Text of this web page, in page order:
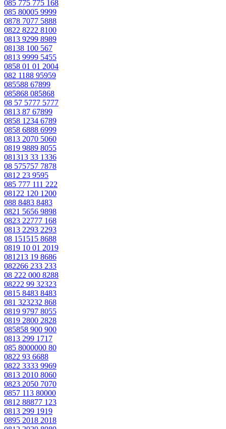
085 775 775 168
085 80005 9999
0878 7077 5888
0822 8222 8100
0813 9299 8989
08138 100 567
0813 9999 5455
0858 01 01 2004
082 1188 95959
085588 67899
085868 085868
08 57 5777 5777
0813 87 67899
0858 1234 6789
0858 6888 6999
0813 2070 5060
0819 9889 8055
081313 33 1336
08 575757 7878
0812 23 9595
085 777 111 222
08122 120 1200
088 8483 8483
0821 5656 9898
0823 22777 168
0813 2293 2293
08 151515 8688
0819 10 01 2019
081213 19 8686
082266 233 233
08 222 000 8288
08222 99 32323
0815 8483 8483
081 323232 868
0819 9797 8055
0819 2800 2828
085858 900 900
0813 299 1717
085 8000000 80
0822 93 6688
0822 3333 9969
0813 2010 8060
0823 2050 7070
0857 113 80000
0812 88877 123
0813 299 1919
0895 2018 2018